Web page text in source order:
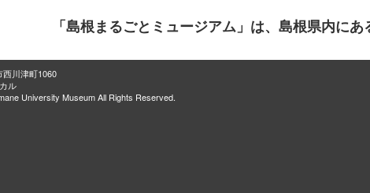
「島根まるごとミュージアム」は、島根県内に
川津町1060
ル
University Museum All Rights Reserved.